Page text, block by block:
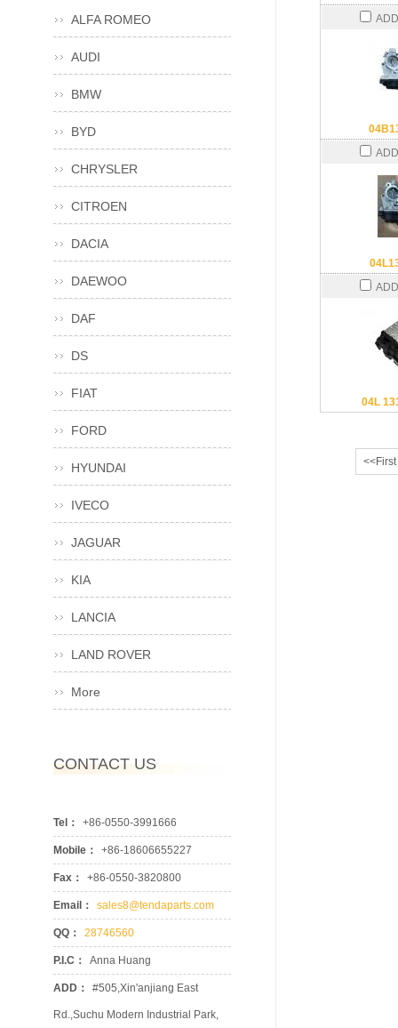
04L
<<First
ALFA ROMEO
AUDI
BMW
BYD
CHRYSLER
CITROEN
DACIA
DAEWOO
DAF
DS
FIAT
FORD
HYUNDAI
IVECO
JAGUAR
KIA
LANCIA
LAND ROVER
More
CONTACT US
Tel： +86-0550-3991666
Mobile： +86-18606655227
Fax： +86-0550-3820800
Email： sales8@tendaparts.com
QQ： 28746560
P.I.C： Anna Huang
ADD： #505,Xin'anjiang East
Rd.,Suchu Modern Industrial Park,